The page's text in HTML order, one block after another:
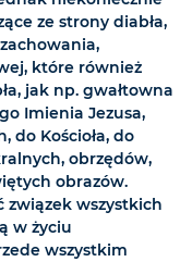
ze strony diabła,
które również
jak np. gwałtowna
Imienia Jezusa,
do Kościoła, do
obrzędów,
obrazów.
związek wszystkich
w życiu
wszystkim